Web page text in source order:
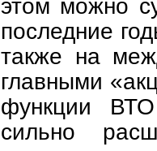
этом можно
последние
также на
главными
функции
сильно